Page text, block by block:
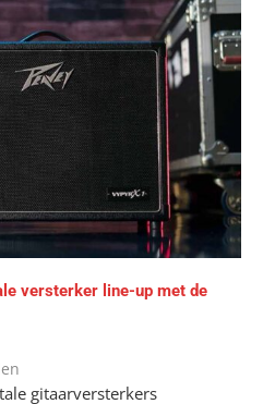
versterker line-up met de
gitaarversterkers